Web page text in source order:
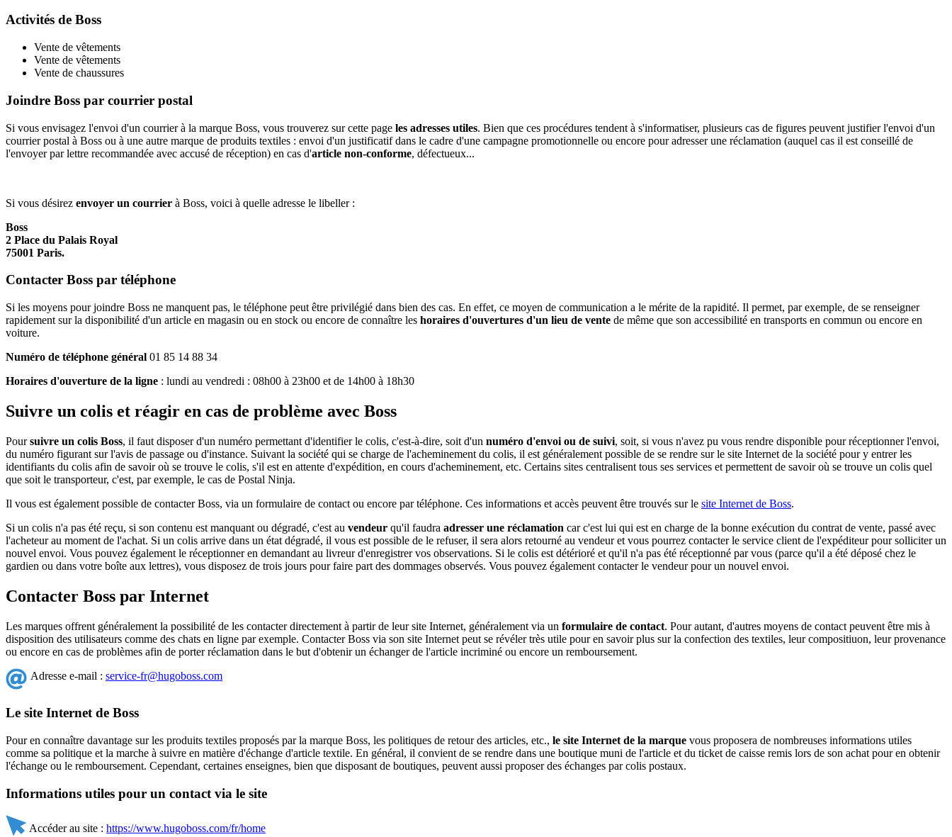
Activités de Boss
Vente de vêtements
Vente de vêtements
Vente de chaussures
Joindre Boss par courrier postal
Si vous envisagez l'envoi d'un courrier à la marque Boss, vous trouverez sur cette page les adresses utiles. Bien que ces procédures tendent à s'informatiser, plusieurs cas de figures peuvent justifier l'envoi d'un
courrier postal à Boss ou à une autre marque de produits textiles : envoi d'un justificatif dans le cadre d'une campagne promotionnelle ou encore pour adresser une réclamation (auquel cas il est conseillé de
l'envoyer par lettre recommandée avec accusé de réception) en cas d'article non-conforme, défectueux...
Si vous désirez envoyer un courrier à Boss, voici à quelle adresse le libeller :
Boss
2 Place du Palais Royal
75001 Paris.
Contacter Boss par téléphone
Si les moyens pour joindre Boss ne manquent pas, le téléphone peut être privilégié dans bien des cas. En effet, ce moyen de communication a le mérite de la rapidité. Il permet, par exemple, de se renseigner
rapidement sur la disponibilité d'un article en magasin ou en stock ou encore de connaître les horaires d'ouvertures d'un lieu de vente de même que son accessibilité en transports en commun ou encore en
voiture.
Numéro de téléphone général 01 85 14 88 34
Horaires d'ouverture de la ligne : lundi au vendredi : 08h00 à 23h00 et de 14h00 à 18h30
Suivre un colis et réagir en cas de problème avec Boss
Poursuivre un colis Boss, il faut disposer d'un numéro permettant d'identifier le colis, c'est-à-dire, soit d'un numéro d'envoi ou de suivi, soit, si vous n'avez pu vous rendre disponible pour réceptionner l'envoi,
du numéro figurant sur l'avis de passage ou d'instance. Suivant la société qui se charge de l'acheminement du colis, il est généralement possible de se rendre sur le site Internet de la société pour y entrer les
identifiants du colis afin de savoir où se trouve le colis, s'il est en attente d'expédition, en cours d'acheminement, etc. Certains sites centralisent tous ses services et permettent de savoir où se trouve un colis quel
que soit le transporteur, c'est, par exemple, le cas de Postal Ninja.
Il vous est également possible de contacter Boss, via un formulaire de contact ou encore par téléphone. Ces informations et accès peuvent être trouvés sur le site Internet de Boss.
Si un colis n'a pas été reçu, si son contenu est manquant ou dégradé, c'est au vendeur qu'il faudra adresser une réclamation car c'est lui qui est en charge de la bonne exécution du contrat de vente, passé avec
l'acheteur au moment de l'achat. Si un colis arrive dans un état dégradé, il vous est possible de le refuser, il sera alors retourné au vendeur et vous pourrez contacter le service client de l'expéditeur pour solliciter un
nouvel envoi. Vous pouvez également le réceptionner en demandant au livreur d'enregistrer vos observations. Si le colis est détérioré et qu'il n'a pas été réceptionné par vous (parce qu'il a été déposé chez le
gardien ou dans votre boîte aux lettres), vous disposez de trois jours pour faire part des dommages observés. Vous pouvez également contacter le vendeur pour un nouvel envoi.
Contacter Boss par Internet
Les marques offrent généralement la possibilité de les contacter directement à partir de leur site Internet, généralement via un formulaire de contact. Pour autant, d'autres moyens de contact peuvent être mis à
disposition des utilisateurs comme des chats en ligne par exemple. Contacter Boss via son site Internet peut se révéler très utile pour en savoir plus sur la confection des textiles, leur compositiuon, leur provenance
ou encore en cas de problèmes afin de porter réclamation dans le but d'obtenir un échanger de l'article incriminé ou encore un remboursement.
Adresse e-mail : service-fr@hugoboss.com
Le site Internet de Boss
Pour en connaître davantage sur les produits textiles proposés par la marque Boss, les politiques de retour des articles, etc., le site Internet de la marque vous proposera de nombreuses informations utiles
comme sa politique et la marche à suivre en matière d'échange d'article textile. En général, il convient de se rendre dans une boutique muni de l'article et du ticket de caisse remis lors de son achat pour en obtenir
l'échange ou le remboursement. Cependant, certaines enseignes, bien que disposant de boutiques, peuvent aussi proposer des échanges par colis postaux.
Informations utiles pour un contact via le site
Accéder au site : https://www.hugoboss.com/fr/home